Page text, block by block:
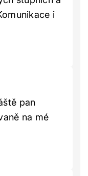
i
pan
na mé